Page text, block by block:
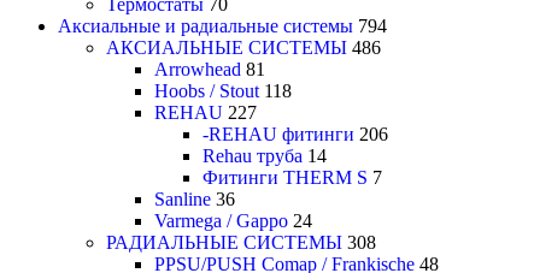
Термостаты 70
Аксиальные и радиальные системы 794
АКСИАЛЬНЫЕ СИСТЕМЫ 486
Arrowhead 81
Hoobs / Stout 118
REHAU 227
-REHAU фитинги 206
Rehau труба 14
Фитинги THERM S 7
Sanline 36
Varmega / Gappo 24
РАДИАЛЬНЫЕ СИСТЕМЫ 308
PPSU/PUSH Comap / Frankische 48